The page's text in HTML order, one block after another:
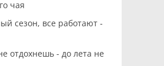
чая
сезон, все работают -
отдохнешь - до лета не